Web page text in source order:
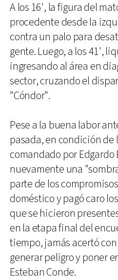
A los 16', la figura del
procedente desde la
contra un palo para
gente. Luego, a los 41',
ingresando al área en
sector, cruzando el
"Cóndor".
Pese a la buena labor
pasada, en condición de
comandado por Edgardo
nuevamente una
parte de los
doméstico y pagó caro
que se hicieron
en la etapa final del
tiempo, jamás acertó
generar peligro y poner
Esteban Conde.